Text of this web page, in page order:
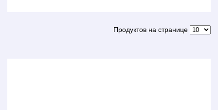
Продуктов на странице